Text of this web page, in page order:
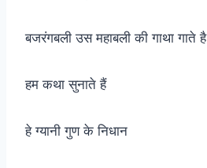
बजरंगबली उस महाबली की गाथा गाते है
हम कथा सुनाते हैं
हे ग्यानी गुण के निधान